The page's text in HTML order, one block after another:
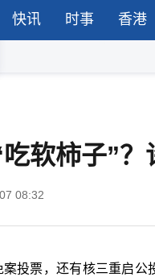
快讯 时事 香港
软柿子”
08:32
案投票，还有核三重启